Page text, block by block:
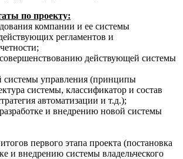
по проекту:
компании и ее системы
регламентов и
действующей системы
системы управления (принципы
системы, классификатор и состав
автоматизации и т.д.);
и внедрению новой системы
первого этапа проекта (постановка
и внедрению системы владельческого